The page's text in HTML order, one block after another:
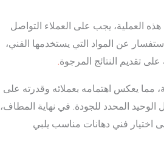
العملية، يجب على العملاء التواصل
عن المواد التي يستخدمها الفني،
تقديم النتائج المرجوة.
مما يعكس اهتمامه بعملائه وقدرته على
المحدد للجودة. في نهاية المطاف،
اختيار فني دهانات مناسب يلبي